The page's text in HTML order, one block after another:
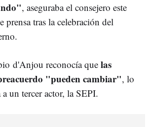
, aseguraba el consejero este
prensa tras la celebración del
d'Anjou reconocía que las
"pueden cambiar", lo
un tercer actor, la SEPI.